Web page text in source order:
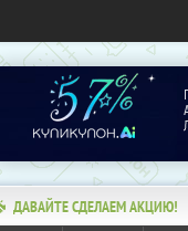
ДАВАЙТЕ СДЕЛАЕМ АКЦИЮ!